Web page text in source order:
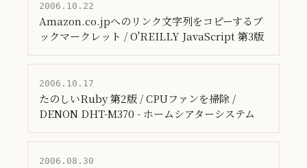
2006.10.22
Amazon.co.jpへのリンク文字列をコピーするブ
ックマークレット / O'REILLY JavaScript 第3版
2006.10.17
たのしいRuby 第2版 / CPUファンを掃除 /
DENON DHT-M370 - ホームシアターシステム
2006.08.30